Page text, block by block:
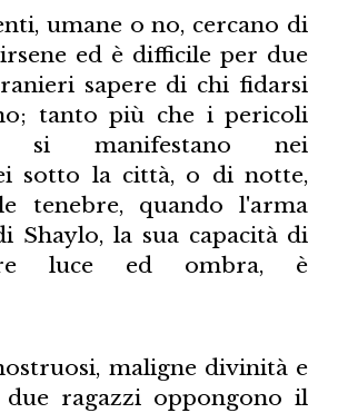
umane o no, cercano di
ed è difficile per due
sapere di chi fidarsi
tanto più che i pericoli
si manifestano nei
sotto la città, o di notte,
tenebre, quando l'arma
Shaylo, la sua capacità di
luce ed ombra, è
maligne divinità e
ragazzi oppongono il